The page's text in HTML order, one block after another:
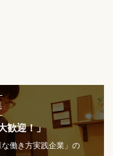
歓迎！」
働き方実践企業」の